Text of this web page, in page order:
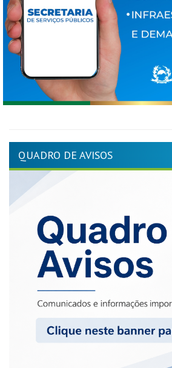
QUADRO DE AVISOS